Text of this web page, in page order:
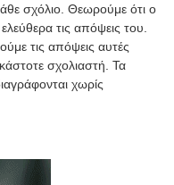
σχόλιο. Θεωρούμε ότι ο
τις απόψεις του.
τις απόψεις αυτές
σχολιαστή. Τα
χωρίς